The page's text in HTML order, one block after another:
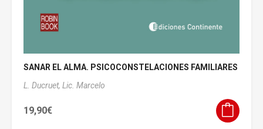
SANAR EL ALMA. PSICOCONSTELACIONES FAMILIARES
L. Ducruet, Lic. Marcelo
19,90€